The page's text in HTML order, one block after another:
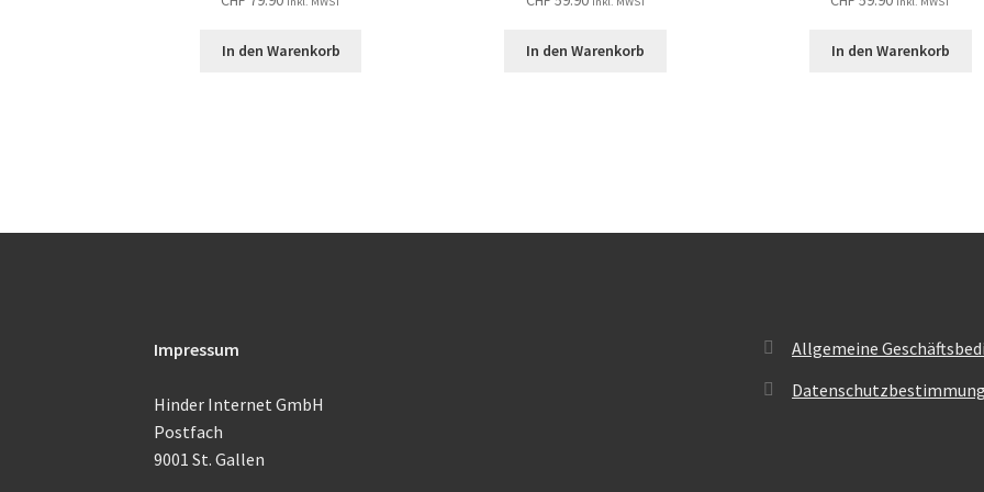
In den Warenkorb In den Warenkorb In den Warenkorb
Impressum
Hinder Internet GmbH
Postfach
9001 St. Gallen
Allgemeine